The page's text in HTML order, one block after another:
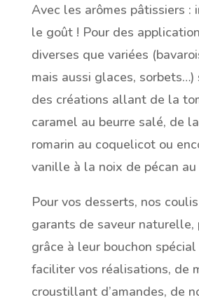
Avec les arômes pâtissiers :
le goût ! Pour des
diverses que variées
mais aussi glaces, sorbets…)
des créations allant de la
caramel au beurre salé, de
romarin au coquelicot ou
vanille à la noix de pécan
Pour vos desserts, nos
garants de saveur naturelle,
grâce à leur bouchon
faciliter vos réalisations, de
croustillant d’amandes, de